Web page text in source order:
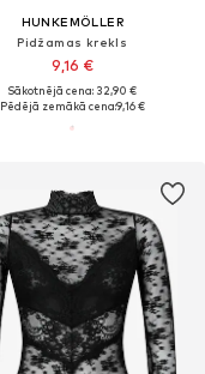
HUNKEMÖLLER
Pidžamas krekls
9,16 €
Sākotnējā cena: 32,90 €
Pēdējā zemākā cena:9,16 €